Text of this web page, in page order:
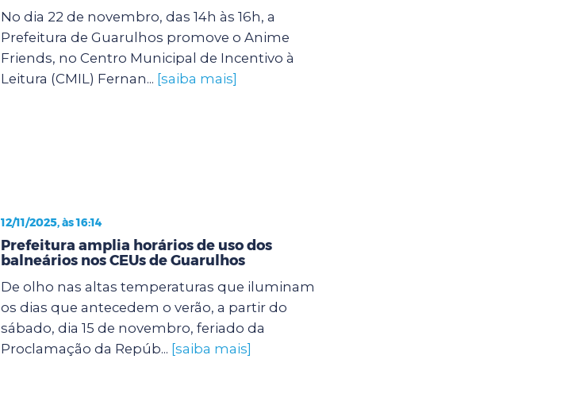
No dia 22 de novembro, das 14h às 16h, a
Prefeitura de Guarulhos promove o Anime
Friends, no Centro Municipal de Incentivo à
Leitura (CMIL) Fernan... [saiba mais]
12/11/2025, às 16:14
Prefeitura amplia horários de uso dos
balneários nos CEUs de Guarulhos
De olho nas altas temperaturas que iluminam
os dias que antecedem o verão, a partir do
sábado, dia 15 de novembro, feriado da
Proclamação da Repúb... [saiba mais]